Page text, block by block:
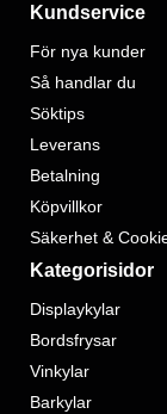
Kundservice
För nya kunder
Så handlar du
Söktips
Leverans
Betalning
Köpvillkor
Säkerhet &
Kategorisidor
Displaykylar
Bordsfrysar
Vinkylar
Barkylar